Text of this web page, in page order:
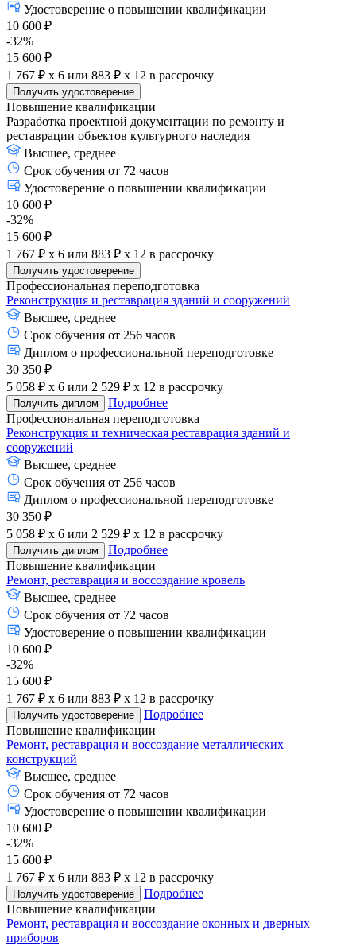
Удостоверение о повышении квалификации
10 600 ₽
-32%
15 600 ₽
1 767 ₽ x 6 или 883 ₽ x 12 в рассрочку
Получить удостоверение
Повышение квалификации
Разработка проектной документации по ремонту и
реставрации объектов культурного наследия
Высшее, среднее
Срок обучения от 72 часов
Удостоверение о повышении квалификации
10 600 ₽
-32%
15 600 ₽
1 767 ₽ x 6 или 883 ₽ x 12 в рассрочку
Получить удостоверение
Профессиональная переподготовка
Реконструкция и реставрация зданий и сооружений
Высшее, среднее
Срок обучения от 256 часов
Диплом о профессиональной переподготовке
30 350 ₽
5 058 ₽ x 6 или 2 529 ₽ x 12 в рассрочку
Получить диплом
Подробнее
Профессиональная переподготовка
Реконструкция и техническая реставрация зданий и
сооружений
Высшее, среднее
Срок обучения от 256 часов
Диплом о профессиональной переподготовке
30 350 ₽
5 058 ₽ x 6 или 2 529 ₽ x 12 в рассрочку
Получить диплом
Подробнее
Повышение квалификации
Ремонт, реставрация и воссоздание кровель
Высшее, среднее
Срок обучения от 72 часов
Удостоверение о повышении квалификации
10 600 ₽
-32%
15 600 ₽
1 767 ₽ x 6 или 883 ₽ x 12 в рассрочку
Получить удостоверение
Подробнее
Повышение квалификации
Ремонт, реставрация и воссоздание металлических
конструкций
Высшее, среднее
Срок обучения от 72 часов
Удостоверение о повышении квалификации
10 600 ₽
-32%
15 600 ₽
1 767 ₽ x 6 или 883 ₽ x 12 в рассрочку
Получить удостоверение
Подробнее
Повышение квалификации
Ремонт, реставрация и воссоздание оконных и дверных
приборов